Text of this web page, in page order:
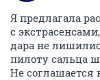
Я предлагала
с
дара не
пилоту сальца
Не соглашается